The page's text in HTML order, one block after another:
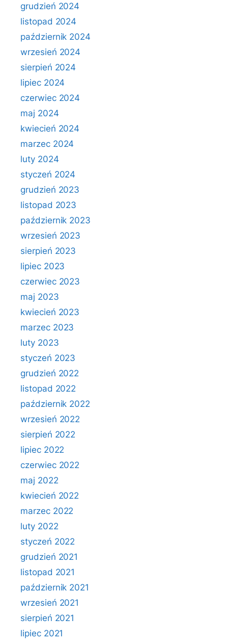
grudzień 2024
listopad 2024
październik 2024
wrzesień 2024
sierpień 2024
lipiec 2024
czerwiec 2024
maj 2024
kwiecień 2024
marzec 2024
luty 2024
styczeń 2024
grudzień 2023
listopad 2023
październik 2023
wrzesień 2023
sierpień 2023
lipiec 2023
czerwiec 2023
maj 2023
kwiecień 2023
marzec 2023
luty 2023
styczeń 2023
grudzień 2022
listopad 2022
październik 2022
wrzesień 2022
sierpień 2022
lipiec 2022
czerwiec 2022
maj 2022
kwiecień 2022
marzec 2022
luty 2022
styczeń 2022
grudzień 2021
listopad 2021
październik 2021
wrzesień 2021
sierpień 2021
lipiec 2021